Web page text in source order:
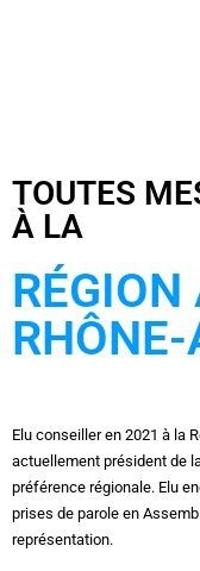
TOUTES
À LA
RÉGION
Elu conseiller en 2021 à la
actuellement président de
préférence régionale. Elu
prises de parole en
représentation.